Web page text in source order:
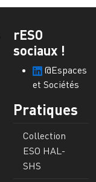
rESO
sociaux !
@Espaces
et Sociétés
Pratiques
Collection
ESO HAL-
SHS